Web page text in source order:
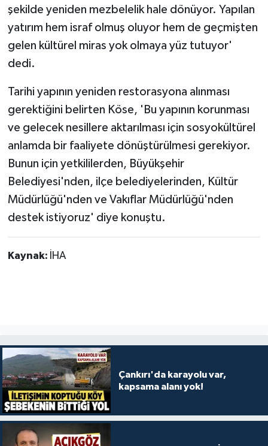
şekilde yeniden mezbelelik hale dönüyor. Yapılan
yatırım hem israf olmuş oluyor hem de geçmişten
gelen kültürel miras yok olmaya yüz tutuyor'
dedi.
Tarihi yapının yeniden restorasyona alınması
gerektiğini belirten Köse, 'Bu yapının korunması
ve gelecek nesillere aktarılması için sosyokültürel
anlamda bir faaliyete dönüştürülmesi gerekiyor.
Bunun için yetkililerden, Büyükşehir
Belediyesi'nden, ilçe belediyelerinden, Kültür
Müdürlüğü'nden ve Vakıflar Müdürlüğü'nden
destek istiyoruz' diye konuştu.
Kaynak: İHA
Çankırı'da karayolu var,
kapsama alanı yok!